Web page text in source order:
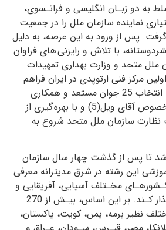
به دو زبـان انگلیسی و فرانـسوی،
نماینده سازمان ملل را ‏در جمعیت
پس از ورود به این عرصه، به دلیل
با ‏تلاش و رایزنی های فراوان
متحد و وزارت بهداری تمهیدات
‏اولین مرکز فنی ارتوپدی در ایران فراهم
آورد. او در 1341ش، با انتخاب 25 جوان مستعد و همکاری
استادان این ‏رشته، به خصوص آقای ویل(5) و با بهره گیری از
نظارت سازمان ملل متحد شروع به
تا پس از گذشت چهار سال سازمان
این رشته در ‏شرق مدیترانه معرفی
مخـتلف آسیایی، آفریقایی و
خاورمیانـه را به آن واگذار کـند. بر ‏این اساس، بیـش از 270
نظیر برمه، یمن، کویت، پاکستان،